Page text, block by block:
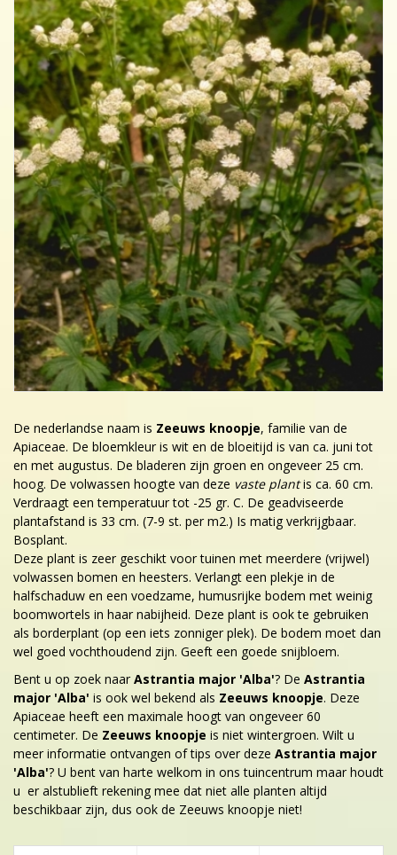
De nederlandse naam is Zeeuws knoopje, familie van de
Apiaceae. De bloemkleur is wit en de bloeitijd is van ca. juni tot
en met augustus. De bladeren zijn groen en ongeveer 25 cm.
hoog. De volwassen hoogte van deze vaste plantis ca. 60 cm.
Verdraagt een temperatuur tot -25 gr. C. De geadviseerde
plantafstand is 33 cm. (7-9 st. per m2.) Is matig verkrijgbaar.
Bosplant.
Deze plant is zeer geschikt voor tuinen met meerdere (vrijwel)
volwassen bomen en heesters. Verlangt een plekje in de
halfschaduw en een voedzame, humusrijke bodem met weinig
boomwortels in haar nabijheid. Deze plant is ook te gebruiken
als borderplant (op een iets zonniger plek). De bodem moet dan
wel goed vochthoudend zijn. Geeft een goede snijbloem.
Bent u op zoek naar Astrantia major 'Alba'? De Astrantia
major 'Alba' is ook wel bekend als Zeeuws knoopje. Deze
Apiaceae heeft een maximale hoogt van ongeveer 60
centimeter. De Zeeuws knoopje is niet wintergroen. Wilt u
meer informatie ontvangen of tips over deze Astrantia major
'Alba'? U bent van harte welkom in ons tuincentrum maar houdt
u er alstublieft rekening mee dat niet alle planten altijd
beschikbaar zijn, dus ook de Zeeuws knoopje niet!